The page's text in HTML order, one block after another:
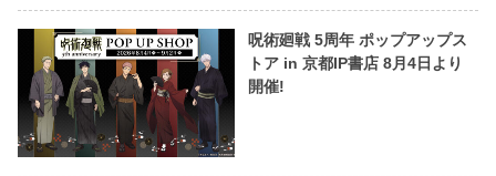
呪術廻戦 5周年 ポップアップス
トア in 京都IP書店 8月4日より
開催!